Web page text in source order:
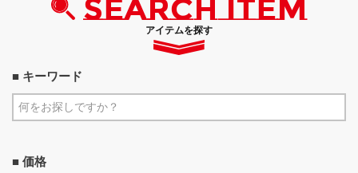
SEARCH ITEM
アイテムを探す
■ キーワード
■ 価格